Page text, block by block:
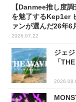
【Danmee推し度
を魅了するKep1er
ァンが選んだ26年6
No.1に！
2026.07.22
ジェ
「